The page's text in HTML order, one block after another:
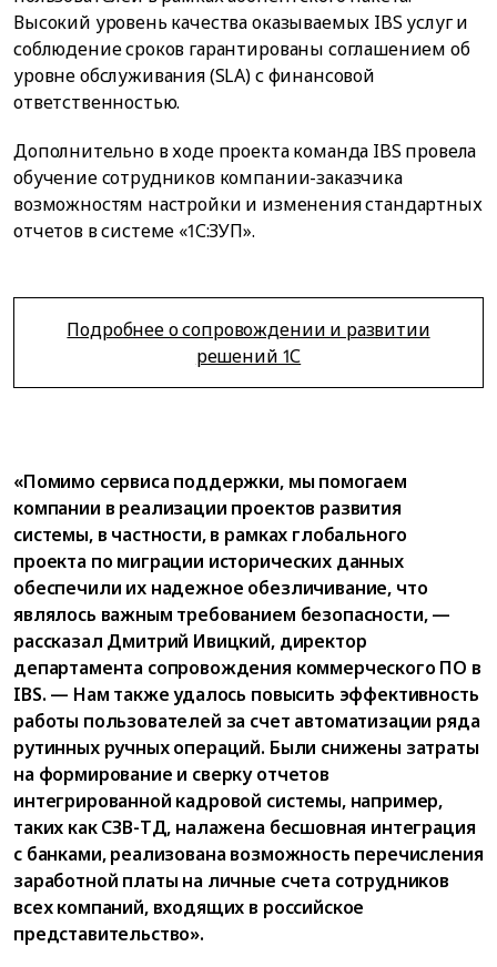
Высокий уровень качества оказываемых IBS услуг и
соблюдение сроков гарантированы соглашением об
уровне обслуживания (SLA) с финансовой
ответственностью.
Дополнительно в ходе проекта команда IBS провела
обучение сотрудников компании-заказчика
возможностям настройки и изменения стандартных
отчетов в системе «1С:ЗУП».
Подробнее о сопровождении и развитии
решений 1С
«Помимо сервиса поддержки, мы помогаем
компании в реализации проектов развития
системы, в частности, в рамках глобального
проекта по миграции исторических данных
обеспечили их надежное обезличивание, что
являлось важным требованием безопасности, —
рассказал Дмитрий Ивицкий, директор
департамента сопровождения коммерческого ПО в
IBS. — Нам также удалось повысить эффективность
работы пользователей за счет автоматизации ряда
рутинных ручных операций. Были снижены затраты
на формирование и сверку отчетов
интегрированной кадровой системы, например,
таких как СЗВ-ТД, налажена бесшовная интеграция
с банками, реализована возможность перечисления
заработной платы на личные счета сотрудников
всех компаний, входящих в российское
представительство».